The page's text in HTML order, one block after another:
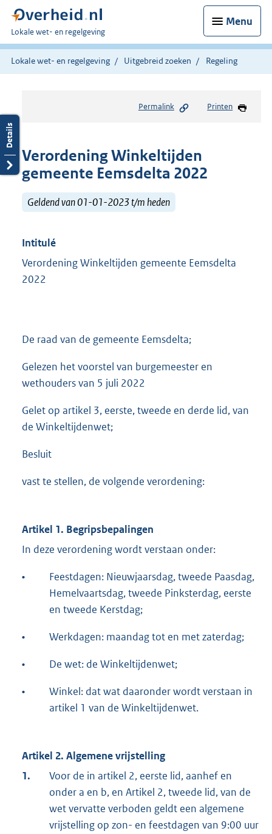
Menu
U
bent
hier:
Lokale wet- en regelgeving
Lokale wet- en regelgeving Uitgebreid zoeken Regeling
Permalink Printen
Verordening Winkeltijden
gemeente Eemsdelta 2022
Geldend van 01-01-2023 t/m heden
Intitulé
Verordening Winkeltijden gemeente Eemsdelta
2022
De raad van de gemeente Eemsdelta;
Gelezen het voorstel van burgemeester en
wethouders van 5 juli 2022
Gelet op artikel 3, eerste, tweede en derde lid, van
de Winkeltijdenwet;
Besluit
vast te stellen, de volgende verordening:
Artikel 1. Begripsbepalingen
In deze verordening wordt verstaan onder:
•
Feestdagen: Nieuwjaarsdag, tweede Paasdag,
Hemelvaartsdag, tweede Pinksterdag, eerste
en tweede Kerstdag;
• Werkdagen: maandag tot en met zaterdag;
• De wet: de Winkeltijdenwet;
•
Winkel: dat wat daaronder wordt verstaan in
artikel 1 van de Winkeltijdenwet.
Artikel 2. Algemene vrijstelling
1.
Voor de in artikel 2, eerste lid, aanhef en
onder a en b, en Artikel 2, tweede lid, van de
wet vervatte verboden geldt een algemene
vrijstelling op zon- en feestdagen van 9:00 uur